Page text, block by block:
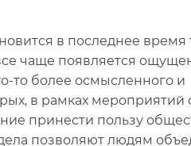
в последнее время
чаще появляется
то более осмысленного и
в рамках мероприятий
принести пользу
позволяют людям